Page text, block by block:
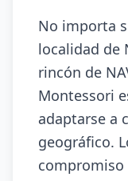
No importa
localidad de
rincón de
Montessori
adaptarse a
geográfico.